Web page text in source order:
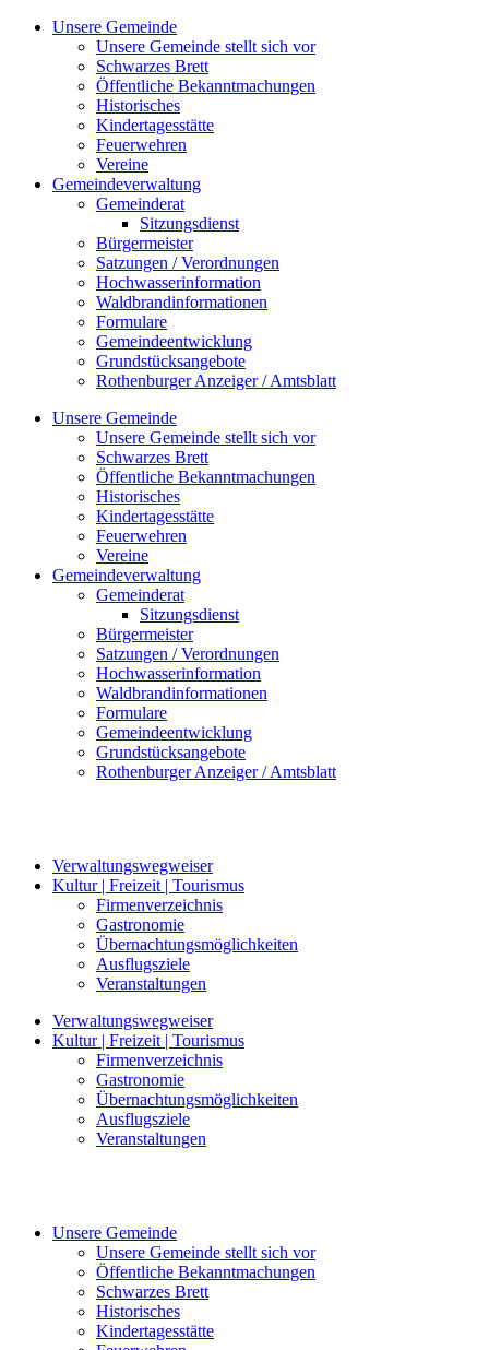
Zum
Unsere Gemeinde
Unsere Gemeinde stellt sich vor
Schwarzes Brett
Öffentliche Bekanntmachungen
Historisches
Kindertagesstätte
Feuerwehren
Vereine
Gemeindeverwaltung
Gemeinderat
Sitzungsdienst
Bürgermeister
Satzungen / Verordnungen
Hochwasserinformation
Waldbrandinformationen
Formulare
Gemeindeentwicklung
Grundstücksangebote
Rothenburger Anzeiger / Amtsblatt
Unsere Gemeinde
Unsere Gemeinde stellt sich vor
Schwarzes Brett
Öffentliche Bekanntmachungen
Historisches
Kindertagesstätte
Feuerwehren
Vereine
Gemeindeverwaltung
Gemeinderat
Sitzungsdienst
Bürgermeister
Satzungen / Verordnungen
Hochwasserinformation
Waldbrandinformationen
Formulare
Gemeindeentwicklung
Grundstücksangebote
Rothenburger Anzeiger / Amtsblatt
Verwaltungswegweiser
Kultur | Freizeit | Tourismus
Firmenverzeichnis
Gastronomie
Übernachtungsmöglichkeiten
Ausflugsziele
Veranstaltungen
Verwaltungswegweiser
Kultur | Freizeit | Tourismus
Firmenverzeichnis
Gastronomie
Übernachtungsmöglichkeiten
Ausflugsziele
Veranstaltungen
Unsere Gemeinde
Unsere Gemeinde stellt sich vor
Öffentliche Bekanntmachungen
Schwarzes Brett
Historisches
Kindertagesstätte